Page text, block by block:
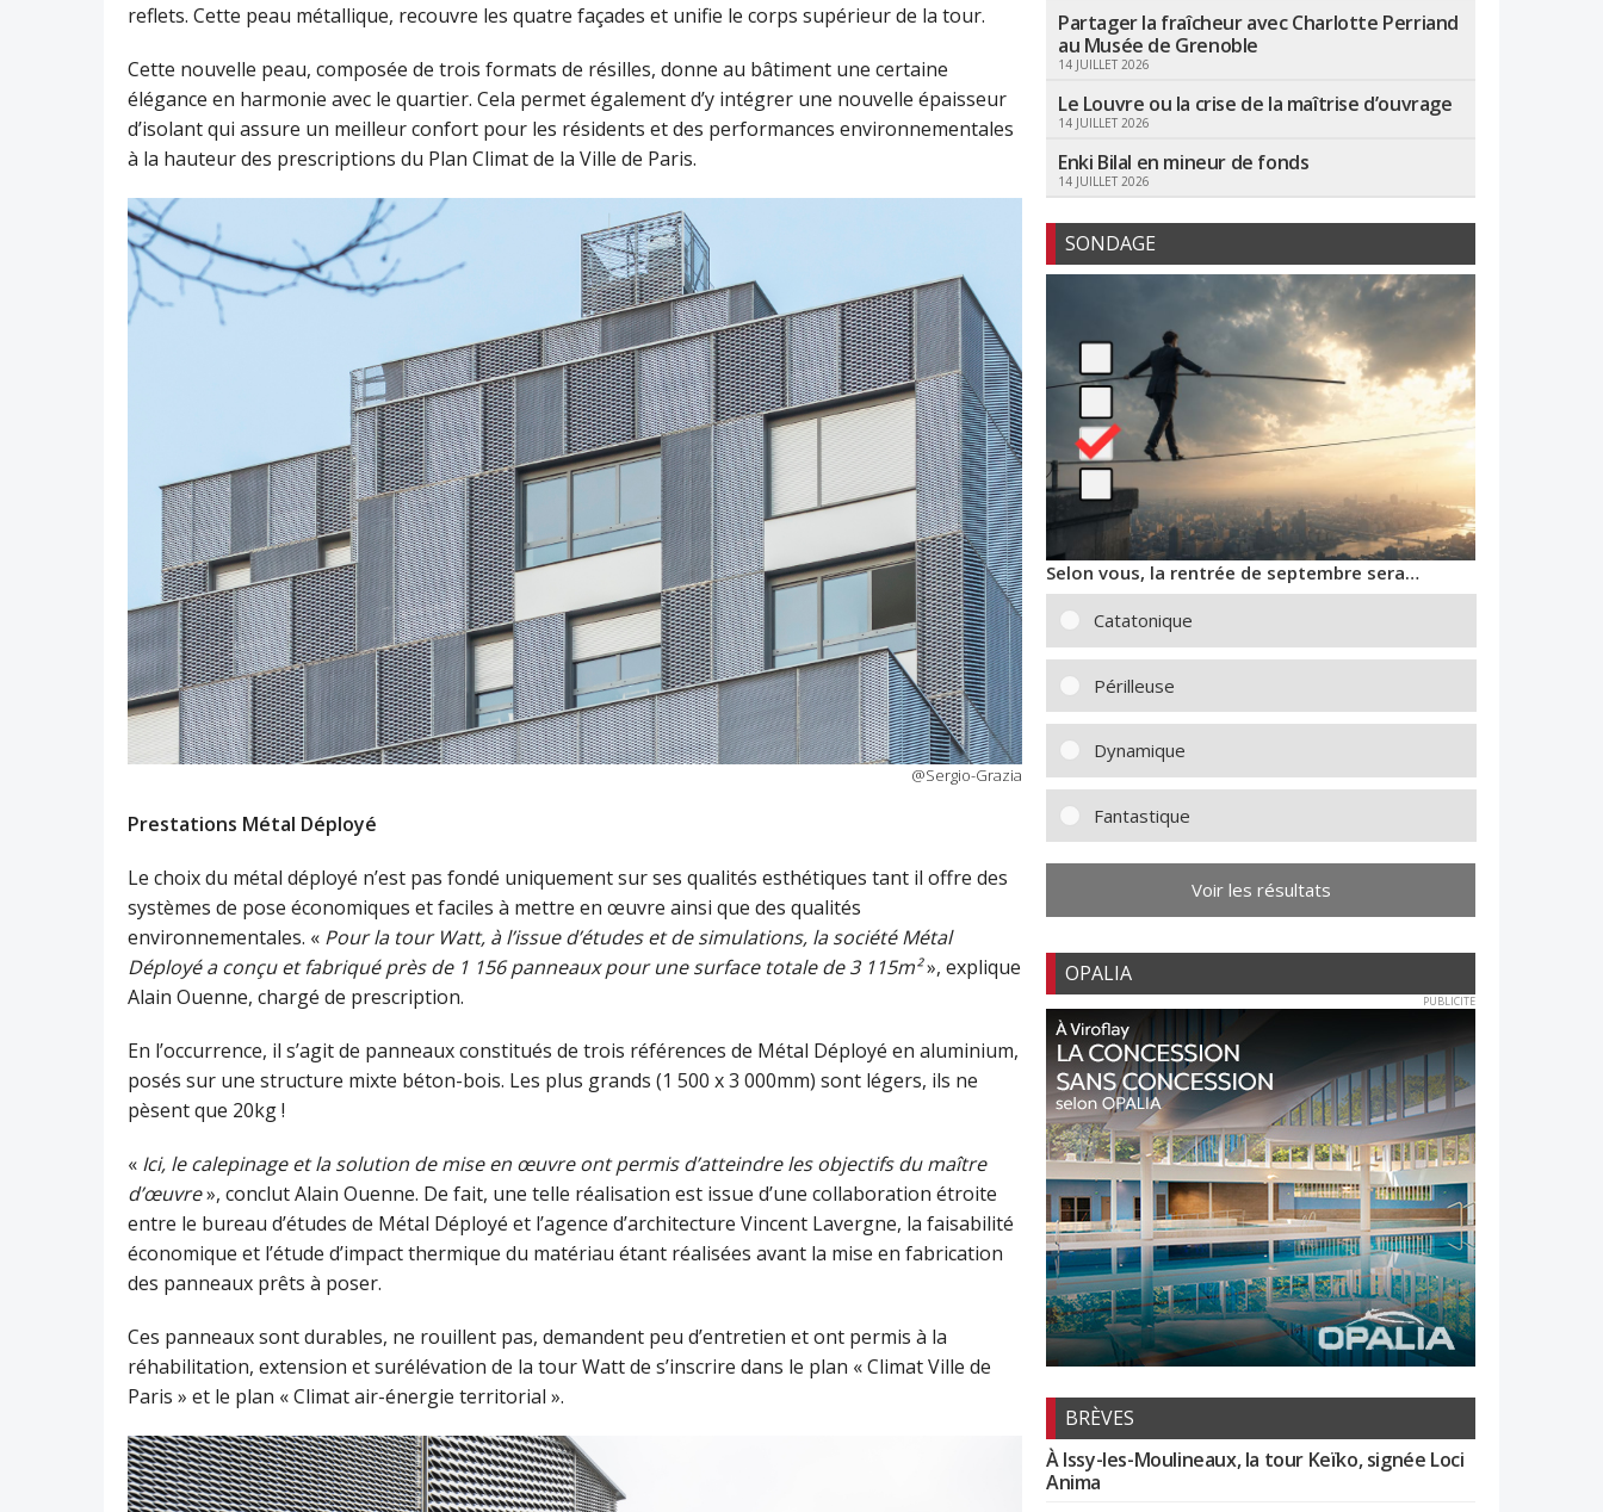
reflets. Cette peau métallique, recouvre les quatre façades et unifie le corps supérieur de la tour.
Cette nouvelle peau, composée de trois formats de résilles, donne au bâtiment une certaine
élégance en harmonie avec le quartier. Cela permet également d’y intégrer une nouvelle épaisseur
d’isolant qui assure un meilleur confort pour les résidents et des performances environnementales
à la hauteur des prescriptions du Plan Climat de la Ville de Paris.
@Sergio-Grazia
Prestations Métal Déployé
Le choix du métal déployé n’est pas fondé uniquement sur ses qualités esthétiques tant il offre des
systèmes de pose économiques et faciles à mettre en œuvre ainsi que des qualités
environnementales. « Pour la tour Watt, à l’issue d’études et de simulations, la société Métal
Déployé a conçu et fabriqué près de 1 156 panneaux pour une surface totale de 3 115m²», explique
Alain Ouenne, chargé de prescription.
En l’occurrence, il s’agit de panneaux constitués de trois références de Métal Déployé en aluminium,
posés sur une structure mixte béton-bois. Les plus grands (1 500 x 3 000mm) sont légers, ils ne
pèsent que 20kg !
« Ici, le calepinage et la solution de mise en œuvre ont permis d’atteindre les objectifs du maître
d’œuvre», conclut Alain Ouenne. De fait, une telle réalisation est issue d’une collaboration étroite
entre le bureau d’études de Métal Déployé et l’agence d’architecture Vincent Lavergne, la faisabilité
économique et l’étude d’impact thermique du matériau étant réalisées avant la mise en fabrication
des panneaux prêts à poser.
Ces panneaux sont durables, ne rouillent pas, demandent peu d’entretien et ont permis à la
réhabilitation, extension et surélévation de la tour Watt de s’inscrire dans le plan « Climat Ville de
Paris » et le plan « Climat air-énergie territorial ».
Partager la fraîcheur avec Charlotte Perriand
au Musée de Grenoble
14 JUILLET 2026
Le Louvre ou la crise de la maîtrise d’ouvrage
14 JUILLET 2026
Enki Bilal en mineur de fonds
14 JUILLET 2026
SONDAGE
Selon vous, la rentrée de septembre sera…
Catatonique
Périlleuse
Dynamique
Fantastique
Voir les résultats
OPALIA
PUBLICITE
BRÈVES
À Issy-les-Moulineaux, la tour Keïko, signée Loci
Anima